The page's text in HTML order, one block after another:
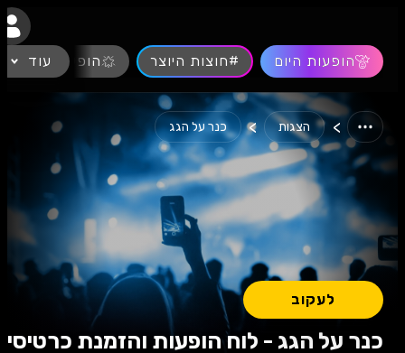
הופעות היום #חוצות היוצר הופעות חיות
עוד
> הצגות > כנר על הגג
כנר על הגג - לוח הופעות והזמנת
לעקוב